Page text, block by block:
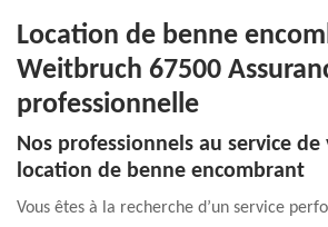
Location de benne
Weitbruch 67500
professionnelle
Nos professionnels au service
location de benne encombrant
Vous êtes à la recherche d’un service